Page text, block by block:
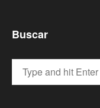
Buscar